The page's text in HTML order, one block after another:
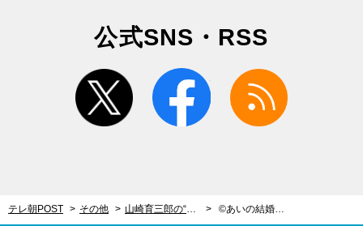
公式SNS・RSS
twitter facebook
テレ朝POST その他 山崎育三郎の“ブッ飛びキャラクター”ぶりに注目！ドラマ撮影の裏側も公開【動画あり】 ©あいの結婚相談所